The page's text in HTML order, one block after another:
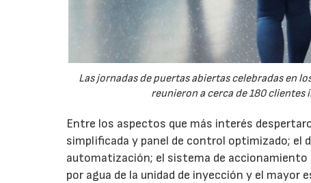
Las jornadas de puertas abiertas celebradas en
reunieron a cerca de 180 clientes
Entre los aspectos que más interés
simplificada y panel de control optimizado; el
automatización; el sistema de
por agua de la unidad de inyección y el mayor